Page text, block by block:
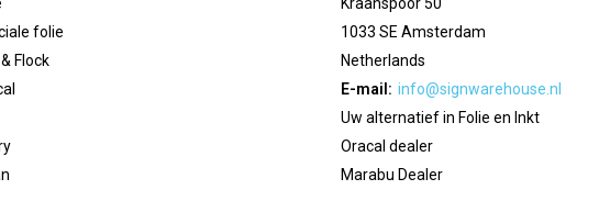
folie
Flock
Kraanspoor 50
1033 SE Amsterdam
Netherlands
E-mail: info@signwarehouse.nl
Uw alternatief in Folie en Inkt
Oracal dealer
Marabu Dealer